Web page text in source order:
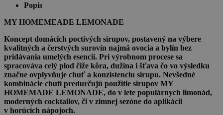
Popis
MY HOMEMEADE LEMONADE
Koncept domácich poctivých sirupov, postavený na výbere
kvalitných a čerstvých surovín najmä ovocia a bylín bez
pridávania umelých esencií. Pri výrobnom procese sa
spracováva celý plod čiže kôra, dužina i šťava čo vo výsledku
značne ovplyvňuje chuť a konzistenciu sirupu. Nevšedné
kombinácie chutí predurčujú použitie sirupov MY
HOMEMADE LEMONADE, do v lete populárnych limonád,
moderných cocktailov, či v zimnej sezóne do aplikácii
v horúcich nápojoch.